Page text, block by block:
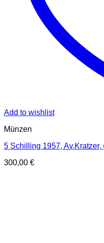
Add to wishlist
Münzen
5 Schilling 1957, Av.Kratzer,
300,00 €